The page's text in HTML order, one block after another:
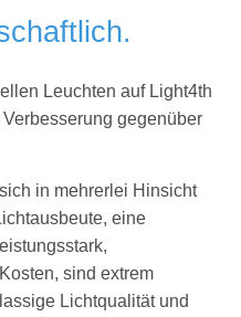
Leuchten auf Light4th
gegenüber
in mehrerlei Hinsicht
eine
sind extrem
Lichtqualität und